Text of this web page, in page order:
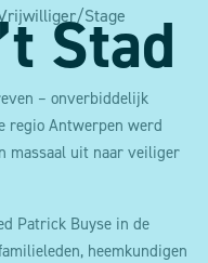
Stage
Stad
– onverbiddelijk
regio Antwerpen werd
massaal uit naar veiliger
Patrick Buyse in de
heemkundigen